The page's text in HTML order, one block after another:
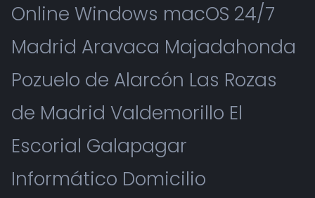
Online Windows macOS 24/7
Madrid Aravaca Majadahonda
Pozuelo de Alarcón Las Rozas
de Madrid Valdemorillo El
Escorial Galapagar
Informático Domicilio